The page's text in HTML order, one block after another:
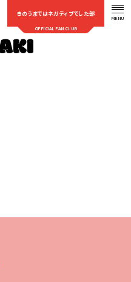
きのうまではネガティブでした部
OFFICIAL FAN CLUB
MENU